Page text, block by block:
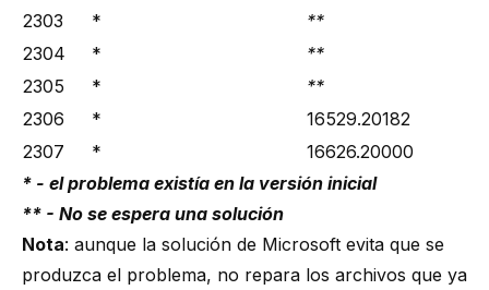
2303
*
**
2304
*
**
2305
*
**
2306
*
16529.20182
2307
*
16626.20000
* - el problema existía en la versión inicial
** - No se espera una solución
Nota: aunque la solución de Microsoft evita que se
produzca el problema, no repara los archivos que ya